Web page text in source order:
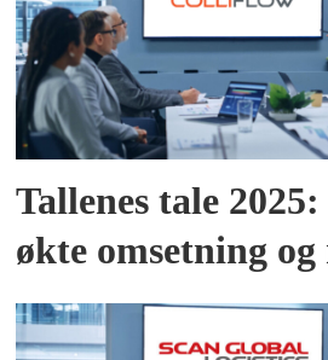
Tallenes tale
økte omsetning